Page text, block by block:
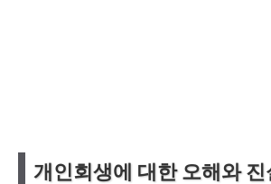
개인회생에 대한 오해와 진